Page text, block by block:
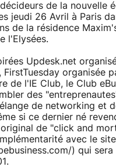
de la nouvelle
jeudi 26 Avril à Paris
de la résidence
l'Elysées.
Updesk.net
FirstTuesday organisée
de l'IE Club, le Club
des
de networking et
si ce dernier né
de "click and
avec le
) qui sera